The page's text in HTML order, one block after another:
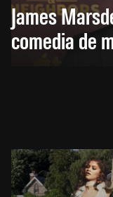
James
comedia de